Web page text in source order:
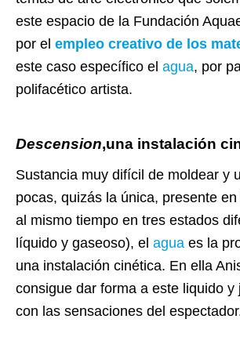
este espacio de la Fundación
por el empleo creativo de los
este caso específico el agua, por
polifacético artista.
Descension,una instalación
Sustancia muy difícil de moldear y
pocas, quizás la única, presente
al mismo tiempo en tres estados
líquido y gaseoso), el agua es la
una instalación cinética. En ella
consigue dar forma a este liquido y
con las sensaciones del